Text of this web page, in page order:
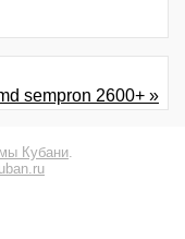
sempron 2600+ »
Кубани.